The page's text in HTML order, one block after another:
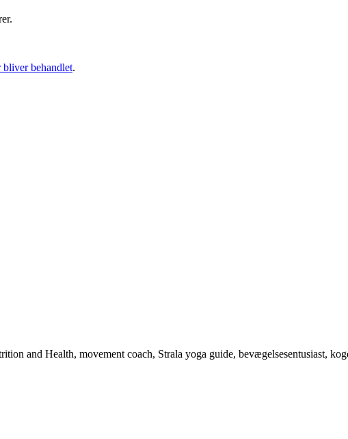
behandlet.
and Health, movement coach, Strala yoga guide, bevægelsesentusiast,